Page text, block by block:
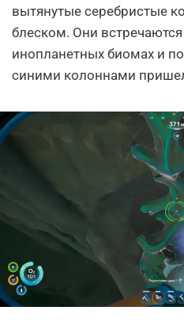
вытянутые серебристые
блеском. Они
инопланетных биомах и
синими колоннами